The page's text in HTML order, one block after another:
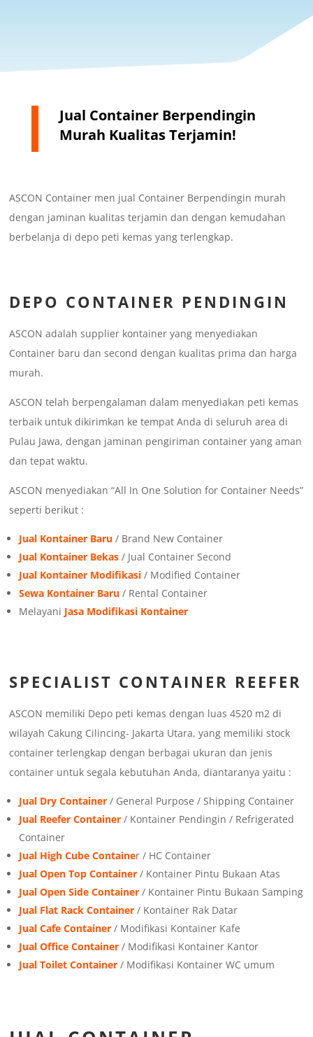
Jual Container Berpendingin
Murah Kualitas Terjamin!
ASCON Container men jual Container Berpendingin murah
dengan jaminan kualitas terjamin dan dengan kemudahan
berbelanja di depo peti kemas yang terlengkap.
DEPO CONTAINER PENDINGIN
ASCON adalah supplier kontainer yang menyediakan
Container baru dan second dengan kualitas prima dan harga
murah.
ASCON telah berpengalaman dalam menyediakan peti kemas
terbaik untuk dikirimkan ke tempat Anda di seluruh area di
Pulau Jawa, dengan jaminan pengiriman container yang aman
dan tepat waktu.
ASCON menyediakan “All In One Solution for Container Needs”
seperti berikut :
Jual Kontainer Baru / Brand New Container
Jual Kontainer Bekas / Jual Container Second
Jual Kontainer Modifikasi / Modified Container
Sewa Kontainer Baru / Rental Container
Melayani Jasa Modifikasi Kontainer
SPECIALIST CONTAINER REEFER
ASCON memiliki Depo peti kemas dengan luas 4520 m2 di
wilayah Cakung Cilincing- Jakarta Utara, yang memiliki stock
container terlengkap dengan berbagai ukuran dan jenis
container untuk segala kebutuhan Anda, diantaranya yaitu :
Jual Dry Container / General Purpose / Shipping Container
Jual Reefer Container / Kontainer Pendingin / Refrigerated
Container
Jual High Cube Container / HC Container
Jual Open Top Container / Kontainer Pintu Bukaan Atas
Jual Open Side Container / Kontainer Pintu Bukaan Samping
Jual Flat Rack Container / Kontainer Rak Datar
Jual Cafe Container / Modifikasi Kontainer Kafe
Jual Office Container / Modifikasi Kontainer Kantor
Jual Toilet Container / Modifikasi Kontainer WC umum